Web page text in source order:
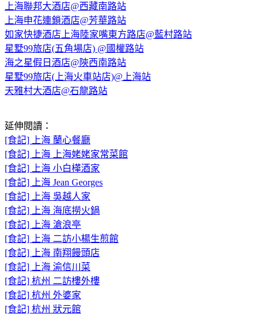
上海聯邦大酒店@西藏南路站
上海申花連鎖酒店@芳華路站
如家快捷酒店上海陸家嘴東方路店@藍村路站
星墅99旅店(五角場店) @國權路站
海之星假日酒店@陝西南路站
星墅99旅店(上海火車站店)@上海站
天雅村大酒店@石龍路站
延伸閱讀：
[食記] 上海 蘭心餐廳
[食記] 上海 上海姥姥家常菜館
[食記] 上海 小白樺酒家
[食記] 上海 Jean Georges
[食記] 上海 吳越人家
[食記] 上海 海底撈火鍋
[食記] 上海 滄浪亭
[食記] 上海 二訪小楊生煎館
[食記] 上海 南翔饅頭店
[食記] 上海 渝信川菜
[食記] 杭州 二訪樓外樓
[食記] 杭州 外婆家
[食記] 杭州 狀元館